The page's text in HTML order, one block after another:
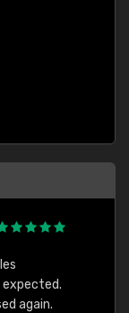
expected.
again.